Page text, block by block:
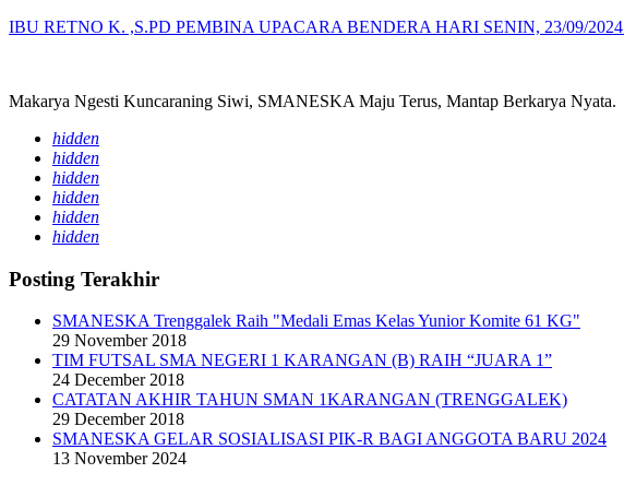
IBU RETNO K. ,S.PD PEMBINA UPACARA BENDERA HARI SENIN, 23/09/2024
Makarya Ngesti Kuncaraning Siwi, SMANESKA Maju Terus, Mantap Berkarya Nyata.
hidden
hidden
hidden
hidden
hidden
hidden
Posting Terakhir
SMANESKA Trenggalek Raih "Medali Emas Kelas Yunior Komite 61 KG"
29 November 2018
TIM FUTSAL SMA NEGERI 1 KARANGAN (B) RAIH “JUARA 1”
24 December 2018
CATATAN AKHIR TAHUN SMAN 1KARANGAN (TRENGGALEK)
29 December 2018
SMANESKA GELAR SOSIALISASI PIK-R BAGI ANGGOTA BARU 2024
13 November 2024